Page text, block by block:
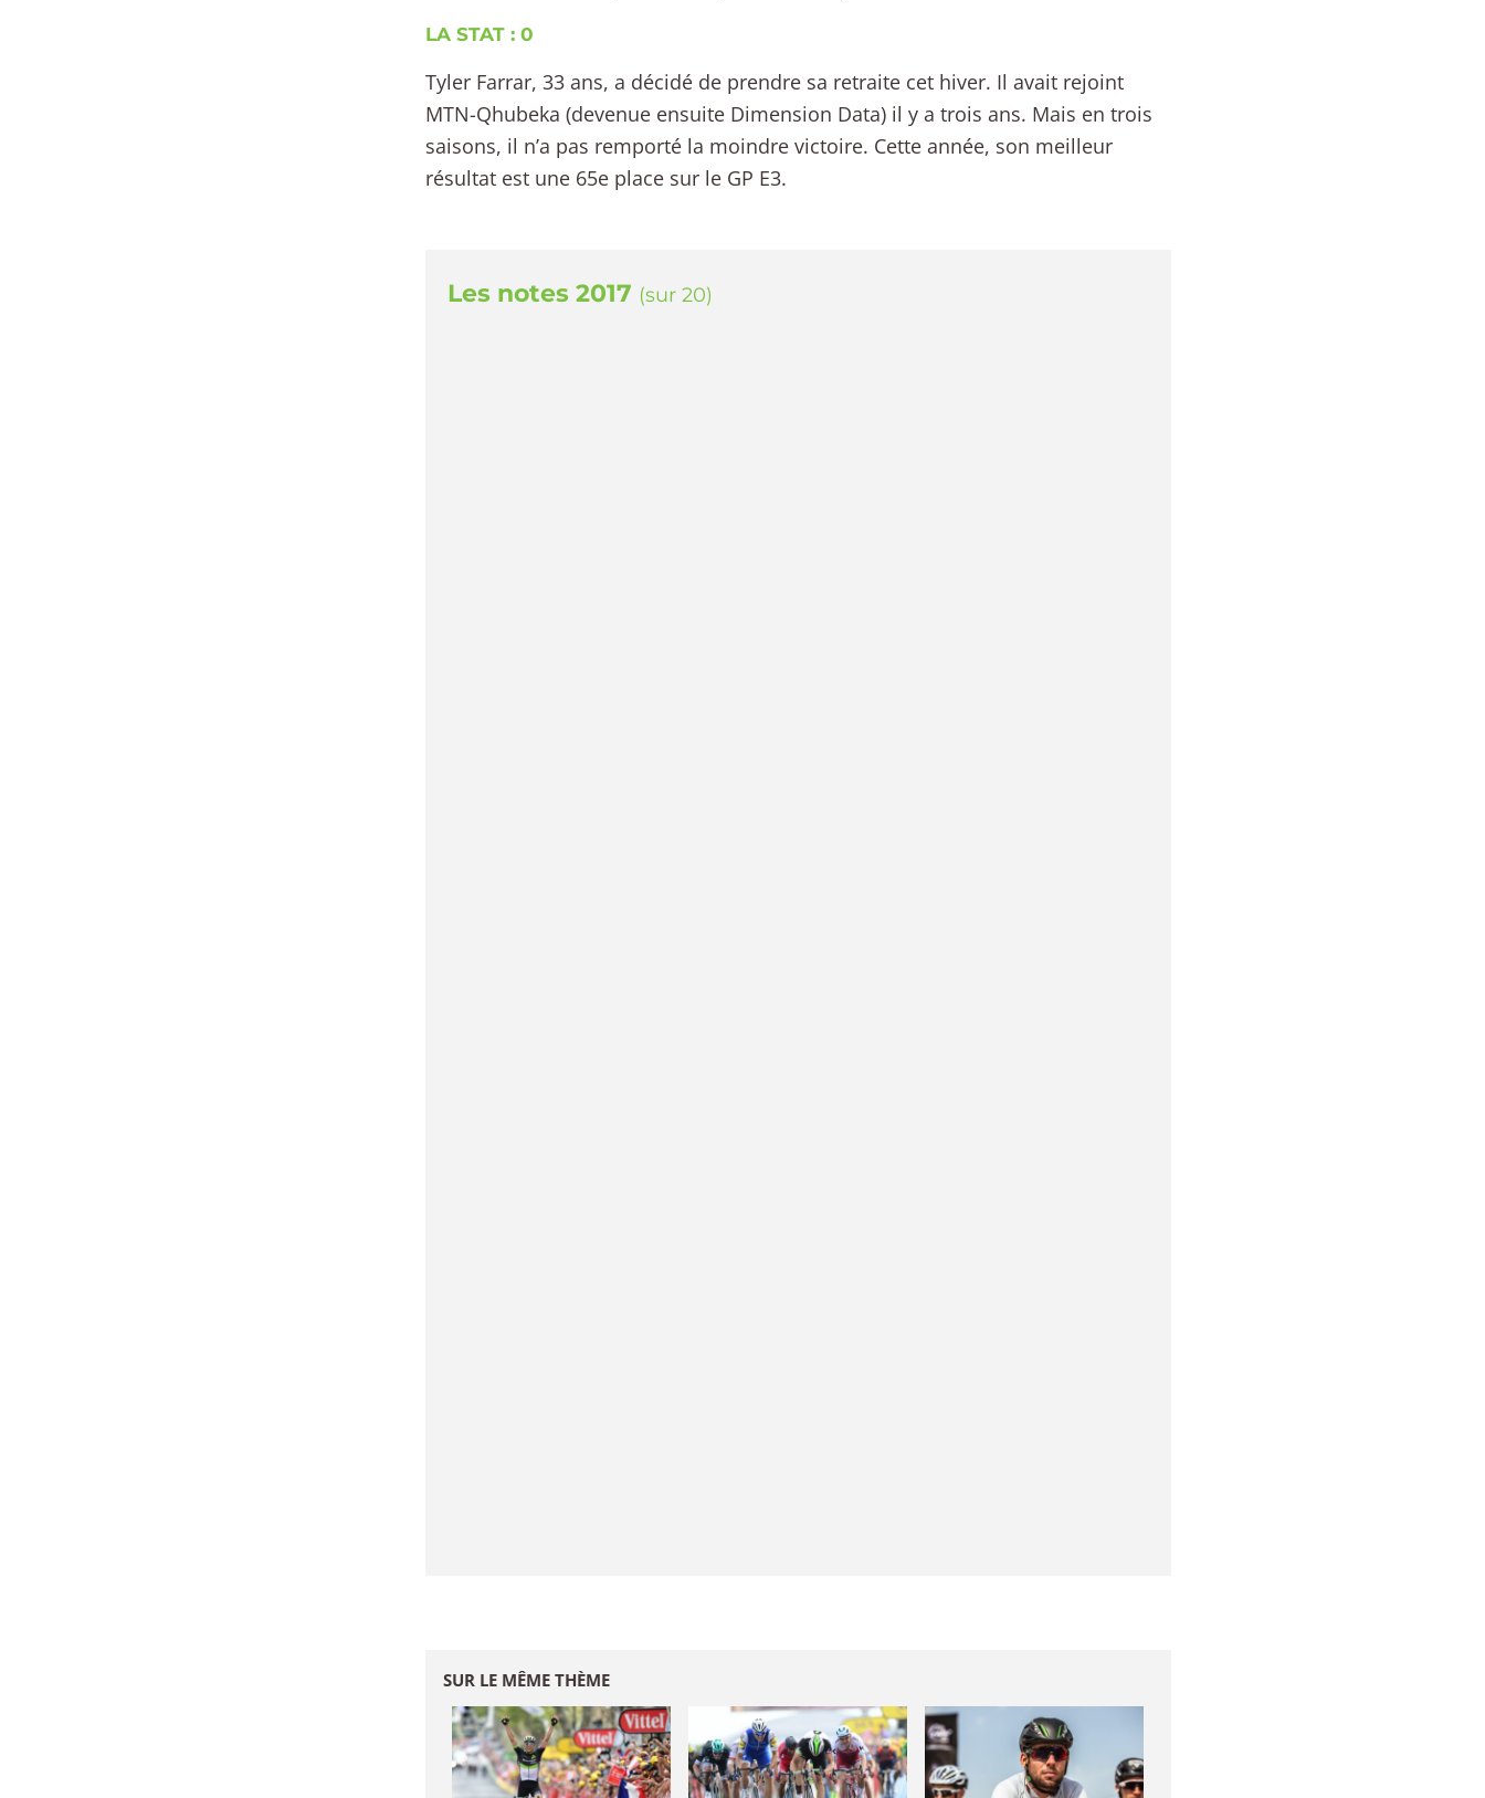
LA STAT : 0
Tyler Farrar, 33 ans, a décidé de prendre sa retraite cet hiver. Il avait rejoint
MTN-Qhubeka (devenue ensuite Dimension Data) il y a trois ans. Mais en trois
saisons, il n’a pas remporté la moindre victoire. Cette année, son meilleur
résultat est une 65e place sur le GP E3.
Les notes 2017 (sur 20)
SUR LE MÊME THÈME